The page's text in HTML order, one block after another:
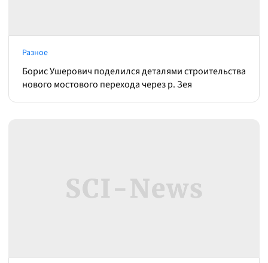
Разное
Борис Ушерович поделился деталями строительства
нового мостового перехода через р. Зея